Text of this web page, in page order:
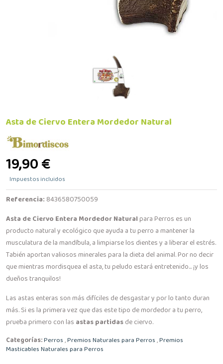
Asta de Ciervo Entera Mordedor Natural
19,90 €
Impuestos incluidos
Referencia: 8436580750059
Asta de Ciervo Entera Mordedor Naturalpara Perros es un
producto natural y ecológico que ayuda a tu perro a mantener la
musculatura de la mandíbula, a limpiarse los dientes y a liberar el estrés.
Tabién aportan valiosos minerales para la dieta del animal. Por no decir
que mientras mordisquea el asta, tu peludo estará entretenido... ¡y los
dueños tranquilos!
Las astas enteras son más difíciles de desgastar y por lo tanto duran
más. Si es la primera vez que das este tipo de mordedor a tu perro,
prueba primero con las astas partidasde ciervo.
Categorías:Perros,Premios Naturales para Perros,Premios
Masticables Naturales para Perros